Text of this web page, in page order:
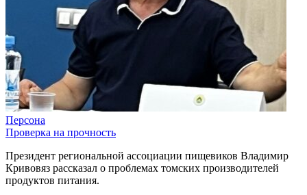
Персона
Проверка на прочность
Президент региональной ассоциации пищевиков Владимир
Кривовяз рассказал о проблемах томских производителей
продуктов питания.